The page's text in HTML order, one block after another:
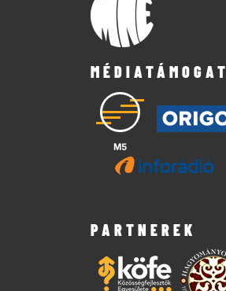
PARTNEREK